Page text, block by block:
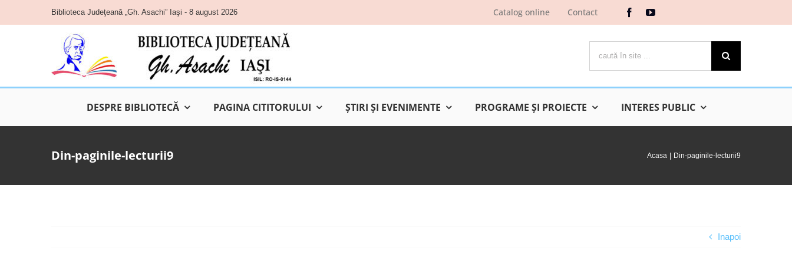
content
Biblioteca Judeţeană „Gh. Asachi” Iaşi - 8 august 2026 Catalog online Contact
DESPRE BIBLIOTECĂ PAGINA CITITORULUI ŞTIRI ŞI EVENIMENTE PROGRAME ŞI PROIECTE INTERES PUBLIC
Din-paginile-lecturii9 Acasa Din-paginile-lecturii9
Inapoi